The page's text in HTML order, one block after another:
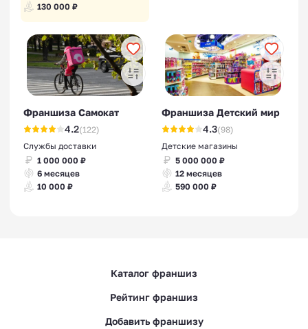
130 000 ₽
Франшиза Самокат
4.2(122)
Службы доставки
1 000 000 ₽
6 месяцев
10 000 ₽
Франшиза Детский мир
4.3(98)
Детские магазины
5 000 000 ₽
12 месяцев
590 000 ₽
Каталог франшиз
Рейтинг франшиз
Добавить франшизу